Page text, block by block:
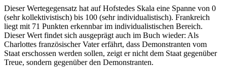
Dieser Wertegegensatz hat auf Hofstedes Skala eine Spanne von 0
(sehr kollektivistisch) bis 100 (sehr individualistisch). Frankreich
liegt mit 71 Punkten erkennbar im individualistischen Bereich.
Dieser Wert findet sich ausgeprägt auch im Buch wieder: Als
Charlottes französischer Vater erfährt, dass Demonstranten vom
Staat erschossen werden sollen, zeigt er nicht dem Staat gegenüber
Treue, sondern gegenüber den Demonstranten.